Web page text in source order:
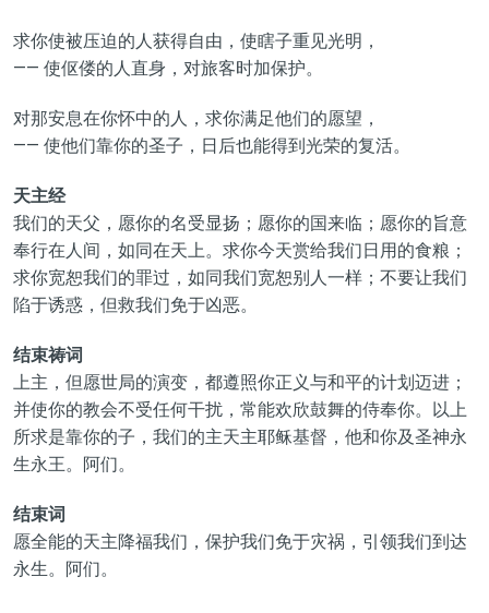
求你使被压迫的人获得自由，使瞎子重见光明，
—— 使伛偻的人直身，对旅客时加保护。
对那安息在你怀中的人，求你满足他们的愿望，
—— 使他们靠你的圣子，日后也能得到光荣的复活。
天主经
我们的天父，愿你的名受显扬；愿你的国来临；愿你的旨意
奉行在人间，如同在天上。求你今天赏给我们日用的食粮；
求你宽恕我们的罪过，如同我们宽恕别人一样；不要让我们
陷于诱惑，但救我们免于凶恶。
结束祷词
上主，但愿世局的演变，都遵照你正义与和平的计划迈进；
并使你的教会不受任何干扰，常能欢欣鼓舞的侍奉你。以上
所求是靠你的子，我们的主天主耶稣基督，他和你及圣神永
生永王。阿们。
结束词
愿全能的天主降福我们，保护我们免于灾祸，引领我们到达
永生。阿们。